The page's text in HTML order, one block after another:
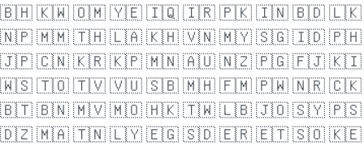
🇧🇭🇰🇼🇴🇲🇾🇪🇮🇶🇮🇷🇵🇰🇮🇳🇧🇩🇱🇰
🇳🇵🇲🇲🇹🇭🇱🇦🇰🇭🇻🇳🇲🇾🇸🇬🇮🇩🇵🇭
🇯🇵🇨🇳🇰🇷🇰🇵🇲🇳🇦🇺🇳🇿🇵🇬🇫🇯🇰🇮
🇼🇸🇹🇴🇹🇻🇻🇺🇸🇧🇲🇭🇫🇲🇵🇼🇳🇷🇨🇰
🇧🇹🇧🇳🇲🇻🇲🇴🇭🇰🇹🇼🇱🇧🇯🇴🇸🇾🇵🇸
🇩🇿🇲🇦🇹🇳🇱🇾🇪🇬🇸🇩🇪🇷🇪🇹🇸🇴🇰🇪